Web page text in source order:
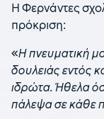
Η Φερνάντες
πρόκριση:
«Η πνευματική
δουλειάς εντός
ιδρώτα. Ήθελα
πάλεψα σε κάθε